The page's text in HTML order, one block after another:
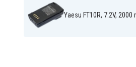
Yaesu FT10R, 7.2V, 2000